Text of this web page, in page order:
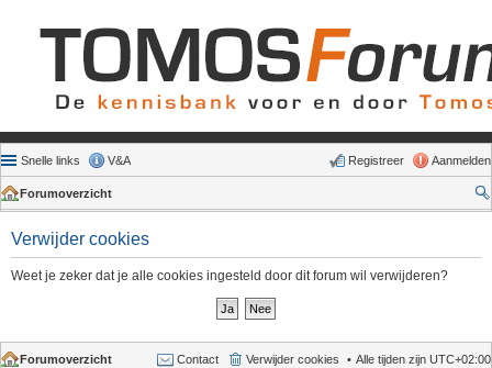
Snelle links V&A Aanmelden
Registreer
Forumoverzicht
Verwijder cookies
Weet je zeker dat je alle cookies ingesteld door dit forum wil verwijderen?
Forumoverzicht Alle tijden zijn UTC+02:00
Verwijder cookies
Contact